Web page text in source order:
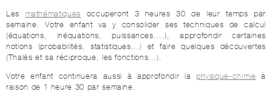
Les mathématiques occuperont 3 heures 30 de leur temps par
semaine. Votre enfant va y consolider ses techniques de calcul
(équations, inéquations, puissances....), approfondir certaines
notions (probabilités, statistiques...) et faire quelques découvertes
(Thalès et sa réciproque, les fonctions...).
Votre enfant continuera aussi à approfondir la physique-chimie à
raison de 1 heure 30 par semaine.